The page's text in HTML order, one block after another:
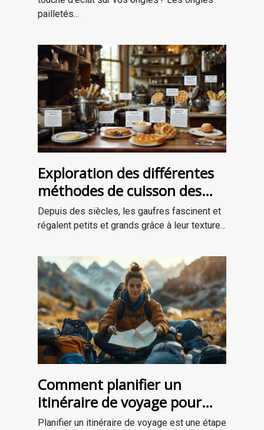
pailletés...
Exploration des différentes
méthodes de cuisson des
gaufres à travers les âges
Depuis des siècles, les gaufres fascinent et
régalent petits et grands grâce à leur texture...
Comment planifier un
itinéraire de voyage pour
une aventure mémorable
Planifier un itinéraire de voyage est une étape